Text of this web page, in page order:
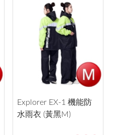
Explorer EX-1 機能防
水雨衣 (黃黑M)